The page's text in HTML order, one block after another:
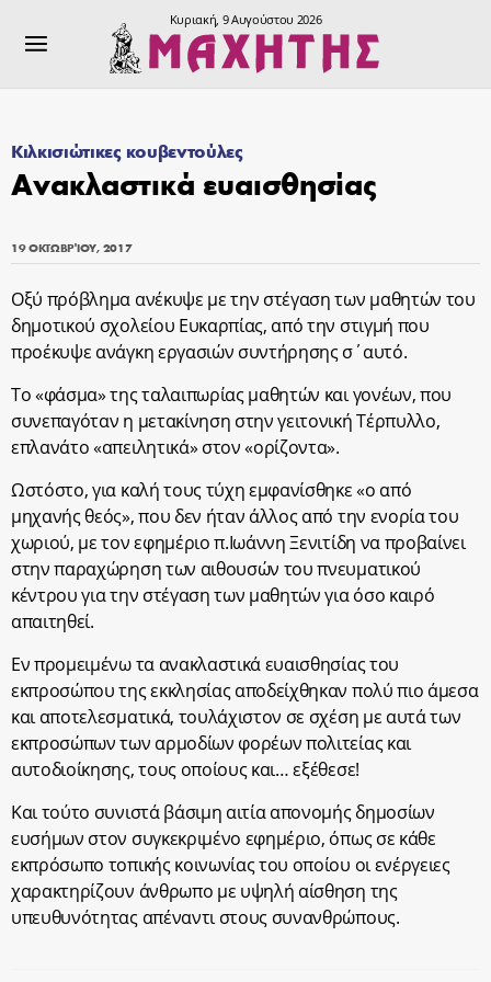
Κυριακή, 9 Αυγούστου 2026
Κιλκισιώτικες κουβεντούλες
Ανακλαστικά ευαισθησίας
19 ΟΚΤΩΒΡΊΟΥ, 2017
Οξύ πρόβλημα ανέκυψε με την στέγαση των μαθητών του
δημοτικού σχολείου Ευκαρπίας, από την στιγμή που
προέκυψε ανάγκη εργασιών συντήρησης σ΄αυτό.
Το «φάσμα» της ταλαιπωρίας μαθητών και γονέων, που
συνεπαγόταν η μετακίνηση στην γειτονική Τέρπυλλο,
επλανάτο «απειλητικά» στον «ορίζοντα».
Ωστόστο, για καλή τους τύχη εμφανίσθηκε «ο από
μηχανής θεός», που δεν ήταν άλλος από την ενορία του
χωριού, με τον εφημέριο π.Ιωάννη Ξενιτίδη να προβαίνει
στην παραχώρηση των αιθουσών του πνευματικού
κέντρου για την στέγαση των μαθητών για όσο καιρό
απαιτηθεί.
Εν προμειμένω τα ανακλαστικά ευαισθησίας του
εκπροσώπου της εκκλησίας αποδείχθηκαν πολύ πιο άμεσα
και αποτελεσματικά, τουλάχιστον σε σχέση με αυτά των
εκπροσώπων των αρμοδίων φορέων πολιτείας και
αυτοδιοίκησης, τους οποίους και… εξέθεσε!
Και τούτο συνιστά βάσιμη αιτία απονομής δημοσίων
ευσήμων στον συγκεκριμένο εφημέριο, όπως σε κάθε
εκπρόσωπο τοπικής κοινωνίας του οποίου οι ενέργειες
χαρακτηρίζουν άνθρωπο με υψηλή αίσθηση της
υπευθυνότητας απέναντι στους συνανθρώπους.